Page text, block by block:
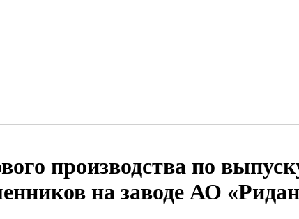
производства по
на заводе АО